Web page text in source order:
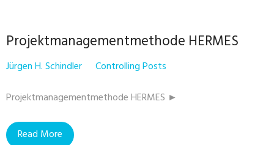
Projektmanagementmethode HERMES
Jürgen H. Schindler
Controlling Posts
Projektmanagementmethode HERMES ►
Read More